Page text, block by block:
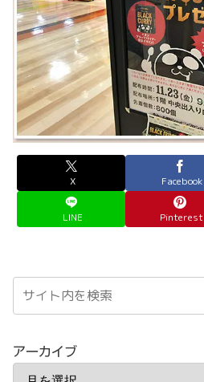
X Facebook
LINE Pinterest
アーカイブ